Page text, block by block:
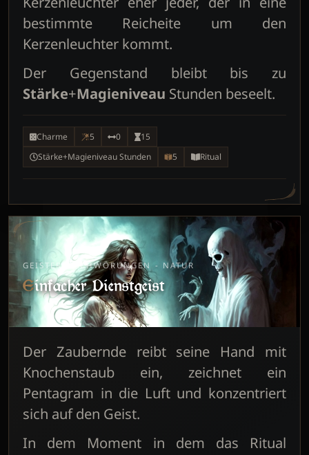
bestimmte Reicheite um den
Kerzenleuchter kommt.
Der Gegenstand bleibt bis zu
Stärke+Magieniveau Stunden beseelt.
Charme 5 0
15
Stärke+Magieniveau Stunden
5 Ritual
GEISTERBESCHWÖRUNGEN - NATUR
Einfacher Dienstgeist
Der Zaubernde reibt seine Hand mit
Knochenstaub ein, zeichnet ein
Pentagram in die Luft und konzentriert
sich auf den Geist.
In dem Moment in dem das Ritual